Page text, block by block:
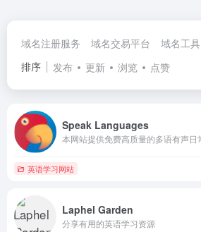
域名注册服务 域名交易平台 域名工具
排序
发布 更新 浏览 点赞
Speak Languages
英语学习网站
Laphel Garden
分享有用的英语学习资源